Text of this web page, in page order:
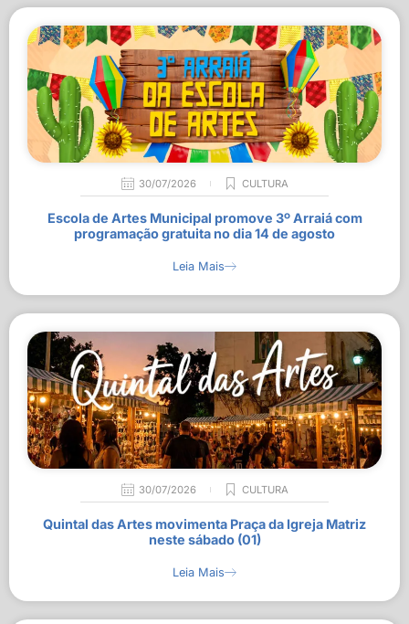
30/07/2026 CULTURA
Escola de Artes Municipal promove 3º Arraiá com
programação gratuita no dia 14 de agosto
Leia Mais
30/07/2026 CULTURA
Quintal das Artes movimenta Praça da Igreja Matriz
neste sábado (01)
Leia Mais